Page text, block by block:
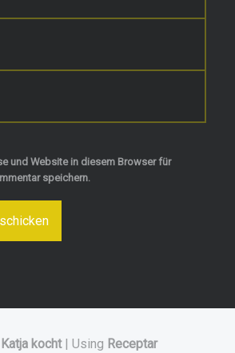
und Website in diesem Browser für
speichern.
Katja kocht Using Receptar